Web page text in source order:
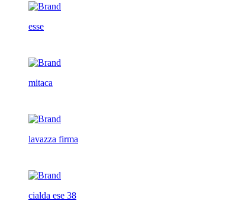
esse
mitaca
lavazza firma
cialda ese 38